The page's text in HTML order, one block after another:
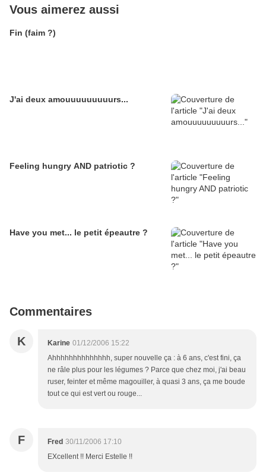
Vous aimerez aussi
Fin (faim ?)
J'ai deux amouuuuuuuuurs...
Feeling hungry AND patriotic ?
Have you met... le petit épeautre ?
Commentaires
K Karine 01/12/2006 15:22
Ahhhhhhhhhhhhhh, super nouvelle ça : à 6 ans, c'est fini, ça
ne râle plus pour les légumes ? Parce que chez moi, j'ai beau
ruser, feinter et même magouiller, à quasi 3 ans, ça me boude
tout ce qui est vert ou rouge...
F Fred 30/11/2006 17:10
EXcellent !! Merci Estelle !!